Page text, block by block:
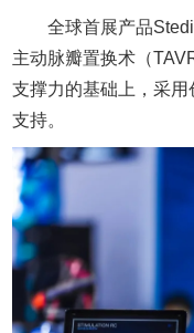
全球首展产品
主动脉瓣置换术（
支撑力的基础上，采
支持。